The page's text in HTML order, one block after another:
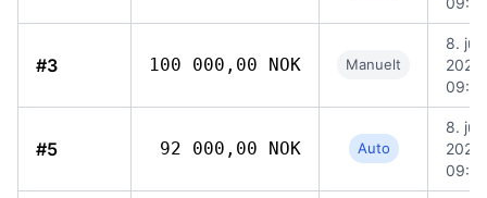
#3 100 000,00 NOK Manuelt
8. juni
2026,
#5 92 000,00 NOK Auto
8. juni
2026,